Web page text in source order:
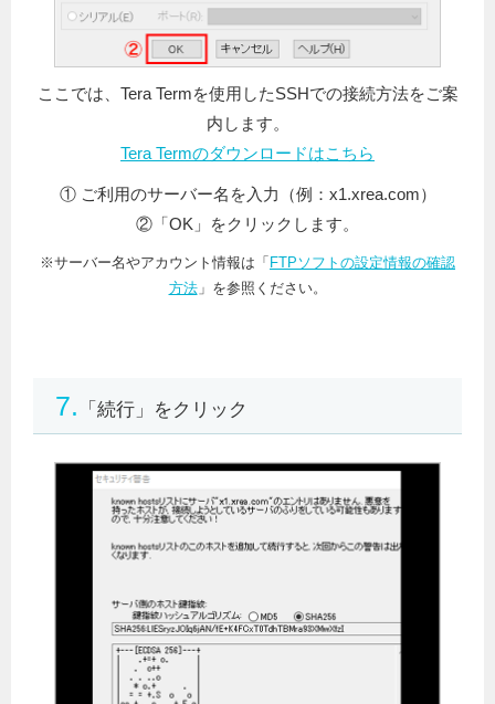
ここでは、Tera Termを使用したSSHでの接続方法をご案
内します。
Tera Termのダウンロードはこちら
① ご利用のサーバー名を入力（例：x1.xrea.com）
②「OK」をクリックします。
※サーバー名やアカウント情報は「 FTPソフトの設定情報の確認
方法」を参照ください。
7. 「続行」をクリック